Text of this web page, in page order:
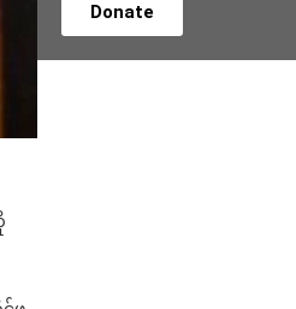
Donate